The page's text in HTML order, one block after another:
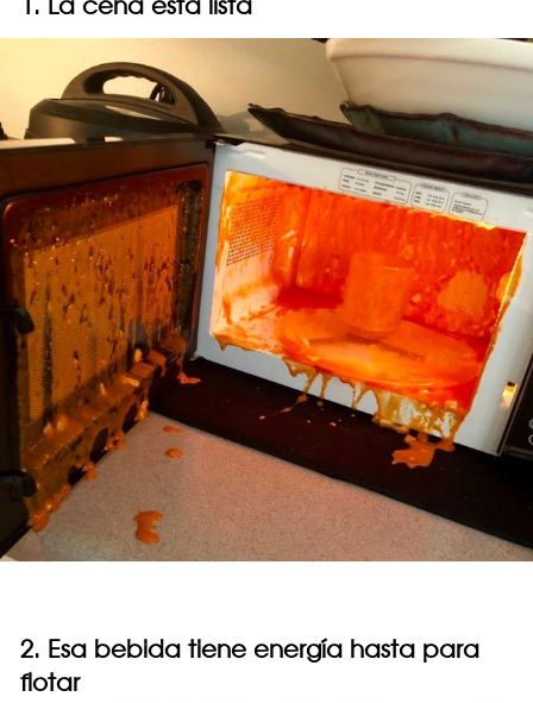
2. Esa bebida tiene energía hasta para
flotar